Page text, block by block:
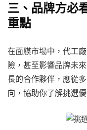
三、品牌方必
重點
在面膜市場中，代工
險，甚至影響品牌未
長的合作夥伴，應從
向，協助你了解挑選